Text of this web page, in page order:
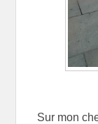
Sur mon